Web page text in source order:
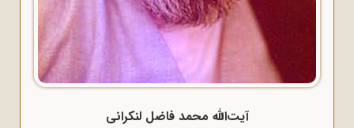
آیت‌الله محمد فاضل لنکرانی